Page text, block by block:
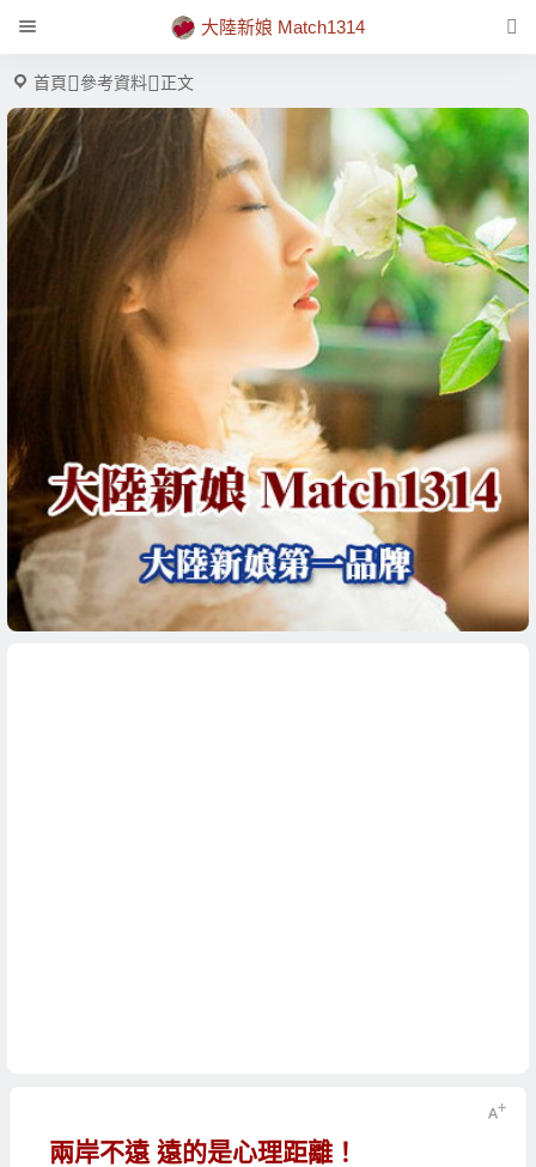
大陸新娘 Match1314
首頁 參考資料 正文
兩岸不遠 遠的是心理距離！